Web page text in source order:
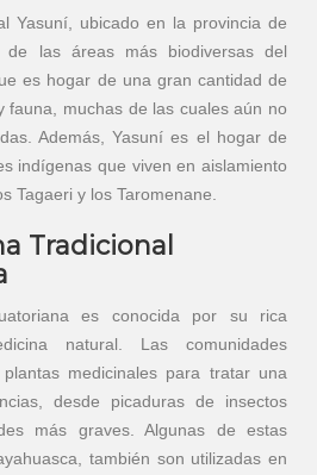
Yasuní, ubicado en la provincia de
de las áreas más biodiversas del
es hogar de una gran cantidad de
fauna, muchas de las cuales aún no
Además, Yasuní es el hogar de
indígenas que viven en aislamiento
Tagaeri y los Taromenane.
Tradicional
es conocida por su rica
natural. Las comunidades
medicinales para tratar una
desde picaduras de insectos
más graves. Algunas de estas
también son utilizadas en